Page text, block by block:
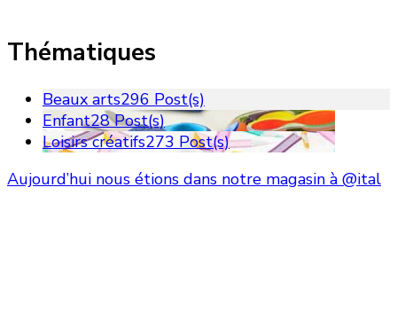
Thématiques
Beaux arts296 Post(s)
Enfant28 Post(s)
Loisirs créatifs273 Post(s)
Aujourd’hui nous étions dans notre magasin à @ital